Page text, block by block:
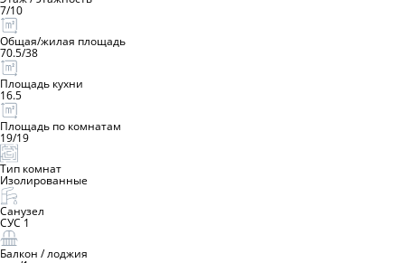
7/10
Общая/жилая площадь
70.5/38
Площадь кухни
16.5
Площадь по комнатам
19/19
Тип комнат
Изолированные
Санузел
СУС 1
Балкон / лоджия